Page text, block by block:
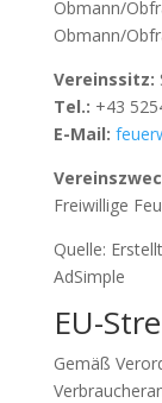
Obmann/
Obmann/
Vereinssitz:
Tel.: +43
E-Mail:
Freiwillige
Quelle:
AdSimple
EU-
Gemäß